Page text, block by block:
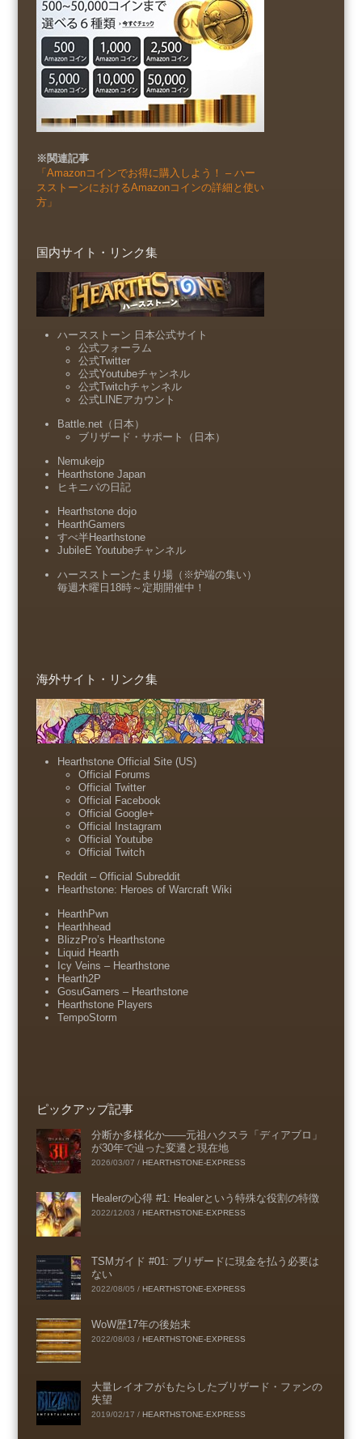
※関連記事
「Amazonコインでお得に購入しよう！ – ハー
スストーンにおけるAmazonコインの詳細と使い
方」
国内サイト・リンク集
ハースストーン 日本公式サイト
公式フォーラム
公式Twitter
公式Youtubeチャンネル
公式Twitchチャンネル
公式LINEアカウント
Battle.net（日本）
ブリザード・サポート（日本）
Nemukejp
Hearthstone Japan
ヒキニパの日記
Hearthstone dojo
HearthGamers
すべ半Hearthstone
JubileE Youtubeチャンネル
ハースストーンたまり場（※炉端の集い）
毎週木曜日18時～定期開催中！
海外サイト・リンク集
Hearthstone Official Site (US)
Official Forums
Official Twitter
Official Facebook
Official Google+
Official Instagram
Official Youtube
Official Twitch
Reddit – Official Subreddit
Hearthstone: Heroes of Warcraft Wiki
HearthPwn
Hearthhead
BlizzPro’s Hearthstone
Liquid Hearth
Icy Veins – Hearthstone
Hearth2P
GosuGamers – Hearthstone
Hearthstone Players
TempoStorm
ピックアップ記事
分断か多様化か――元祖ハクスラ「ディアブロ」
が30年で辿った変遷と現在地
2026/03/07 / HEARTHSTONE-EXPRESS
Healerの心得 #1: Healerという特殊な役割の特徴
2022/12/03 / HEARTHSTONE-EXPRESS
TSMガイド #01: ブリザードに現金を払う必要は
ない
2022/08/05 / HEARTHSTONE-EXPRESS
WoW歴17年の後始末
2022/08/03 / HEARTHSTONE-EXPRESS
大量レイオフがもたらしたブリザード・ファンの
失望
2019/02/17 / HEARTHSTONE-EXPRESS